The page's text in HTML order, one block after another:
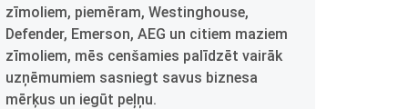
zīmoliem, piemēram, Westinghouse,
Defender, Emerson, AEG un citiem maziem
zīmoliem, mēs cenšamies palīdzēt vairāk
uzņēmumiem sasniegt savus biznesa
mērķus un iegūt peļņu.